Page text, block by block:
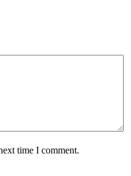
time I comment.